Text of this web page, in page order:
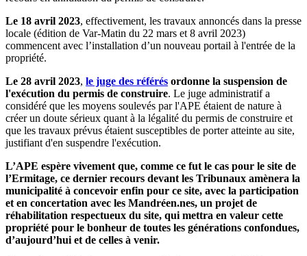
Le 18 avril 2023, effectivement, les travaux annoncés dans la presse
locale (édition de Var-Matin du 22 mars et 8 avril 2023)
commencent avec l’installation d’un nouveau portail à l'entrée de la
propriété.
Le 28 avril 2023, le juge des référés ordonne la suspension de
l'exécution du permis de construire. Le juge administratif a
considéré que les moyens soulevés par l'APE étaient de nature à
créer un doute sérieux quant à la légalité du permis de construire et
que les travaux prévus étaient susceptibles de porter atteinte au site,
justifiant d'en suspendre l'exécution.
L’APE espère vivement que, comme ce fut le cas pour le site de
l’Ermitage, ce dernier recours devant les Tribunaux amènera la
municipalité à concevoir enfin pour ce site, avec la participation
et en concertation avec les Mandréen.nes, un projet de
réhabilitation respectueux du site, qui mettra en valeur cette
propriété pour le bonheur de toutes les générations confondues,
d’aujourd’hui et de celles à venir.